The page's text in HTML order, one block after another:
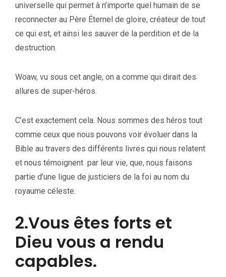
universelle qui permet à n’importe quel humain de se
reconnecter au Père Éternel de gloire, créateur de tout
ce qui est, et ainsi les sauver de la perdition et de la
destruction.
Woaw, vu sous cet angle, on a comme qui dirait des
allures de super-héros.
C’est exactement cela. Nous sommes des héros tout
comme ceux que nous pouvons voir évoluer dans la
Bible au travers des différents livres qui nous relatent
et nous témoignent par leur vie, que, nous faisons
partie d’une ligue de justiciers de la foi au nom du
royaume céleste.
2.Vous êtes forts et
Dieu vous a rendu
capables.